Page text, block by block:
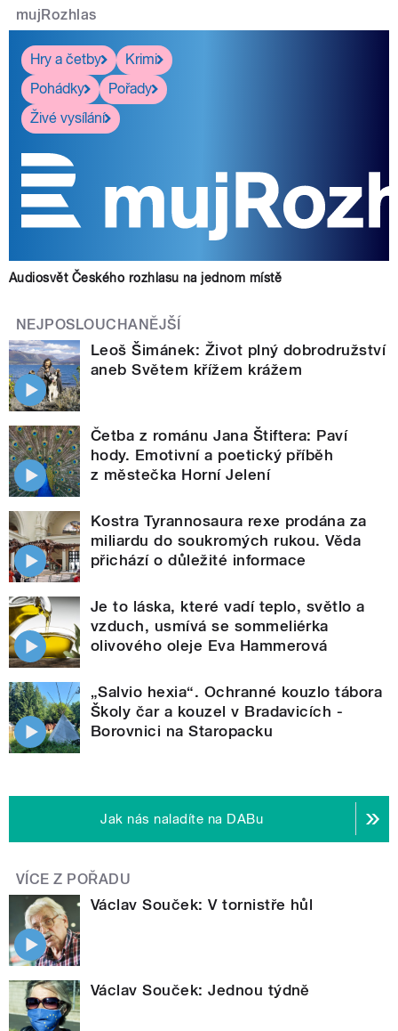
mujRozhlas
Hry a četby
Krimi
Pohádky
Pořady
Živé vysílání
Audiosvět Českého rozhlasu na jednom místě
NEJPOSLOUCHANĚJŠÍ
Leoš Šimánek: Život plný dobrodružství
aneb Světem křížem krážem
Četba z románu Jana Štiftera: Paví
hody. Emotivní a poetický příběh
z městečka Horní Jelení
Kostra Tyrannosaura rexe prodána za
miliardu do soukromých rukou. Věda
přichází o důležité informace
Je to láska, které vadí teplo, světlo a
vzduch, usmívá se sommeliérka
olivového oleje Eva Hammerová
„Salvio hexia“. Ochranné kouzlo tábora
Školy čar a kouzel v Bradavicích -
Borovnici na Staropacku
Jak nás naladíte na DABu
VÍCE Z POŘADU
Václav Souček: V tornistře hůl
Václav Souček: Jednou týdně